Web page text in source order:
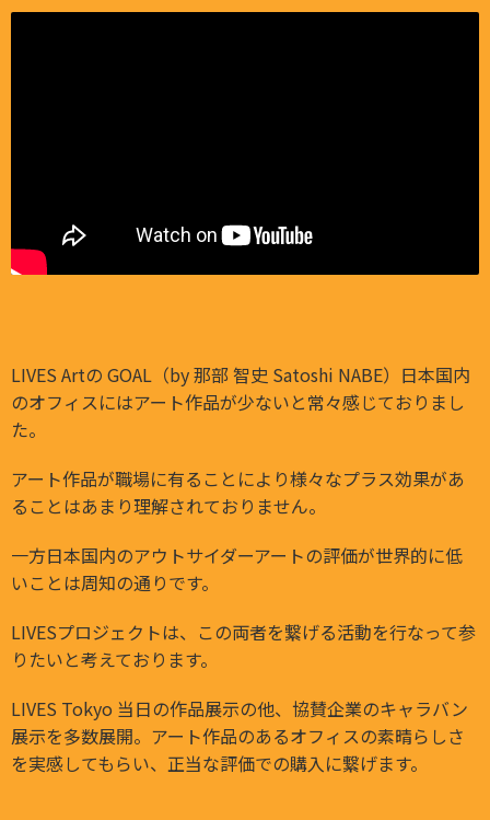
LIVES Artの GOAL（by 那部 智史 Satoshi NABE）日本国内
のオフィスにはアート作品が少ないと常々感じておりまし
た。
アート作品が職場に有ることにより様々なプラス効果があ
ることはあまり理解されておりません。
一方日本国内のアウトサイダーアートの評価が世界的に低
いことは周知の通りです。
LIVESプロジェクトは、この両者を繋げる活動を行なって参
りたいと考えております。
LIVES Tokyo 当日の作品展示の他、協賛企業のキャラバン
展示を多数展開。アート作品のあるオフィスの素晴らしさ
を実感してもらい、正当な評価での購入に繋げます。